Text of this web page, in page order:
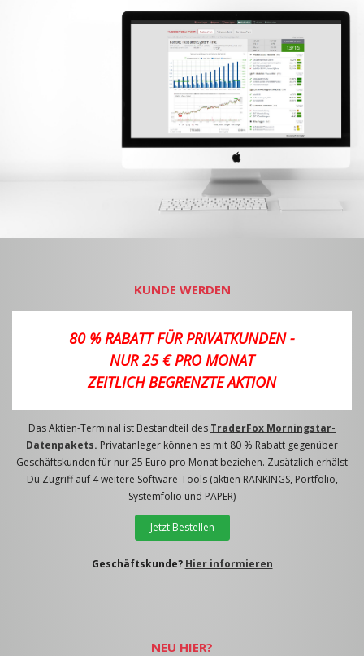
KUNDE WERDEN
80 % RABATT FÜR PRIVATKUNDEN -
NUR 25 € PRO MONAT
ZEITLICH BEGRENZTE AKTION
Das Aktien-Terminal ist Bestandteil des TraderFox Morningstar-
Datenpakets. Privatanleger können es mit 80 % Rabatt gegenüber
Geschäftskunden für nur 25 Euro pro Monat beziehen. Zusätzlich erhälst
Du Zugriff auf 4 weitere Software-Tools (aktien RANKINGS, Portfolio,
Systemfolio und PAPER)
Jetzt Bestellen
Geschäftskunde? Hier informieren
NEU HIER?